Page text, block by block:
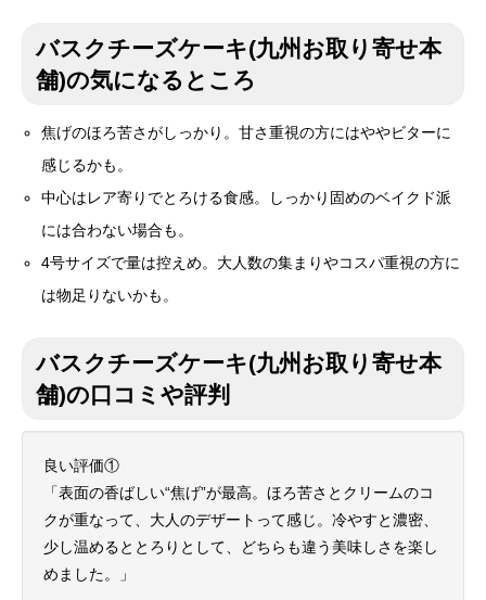
バスクチーズケーキ(九州お取り寄せ本
舗)の気になるところ
焦げのほろ苦さがしっかり。甘さ重視の方にはややビターに
感じるかも。
中心はレア寄りでとろける食感。しっかり固めのベイクド派
には合わない場合も。
4号サイズで量は控えめ。大人数の集まりやコスパ重視の方に
は物足りないかも。
バスクチーズケーキ(九州お取り寄せ本
舗)の口コミや評判
良い評価①
「表面の香ばしい“焦げ”が最高。ほろ苦さとクリームのコ
クが重なって、大人のデザートって感じ。冷やすと濃密、
少し温めるととろりとして、どちらも違う美味しさを楽し
めました。」